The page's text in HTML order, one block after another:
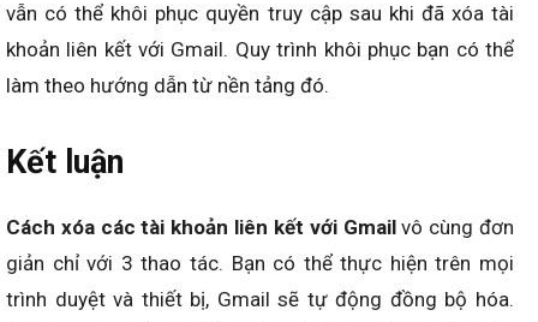
vẫn có thể khôi phục quyền truy cập sau khi đã xóa tài
khoản liên kết với Gmail. Quy trình khôi phục bạn có thể
làm theo hướng dẫn từ nền tảng đó.
Kết luận
Cách xóa các tài khoản liên kết với Gmailvô cùng đơn
giản chỉ với 3 thao tác. Bạn có thể thực hiện trên mọi
trình duyệt và thiết bị, Gmail sẽ tự động đồng bộ hóa.